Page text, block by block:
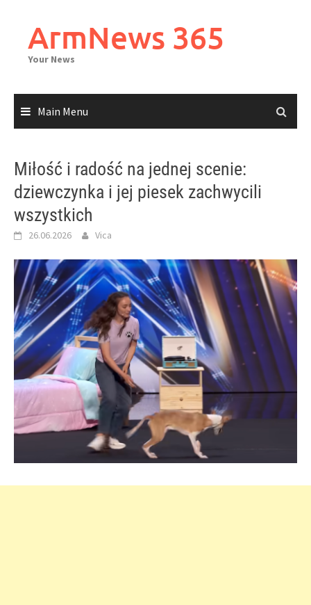
contentArmNews 365
Your News
Main Menu
Miłość i radość na jednej scenie:
dziewczynka i jej piesek zachwycili
wszystkich
26.06.2026 Vica